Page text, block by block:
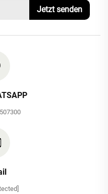
Jetzt senden